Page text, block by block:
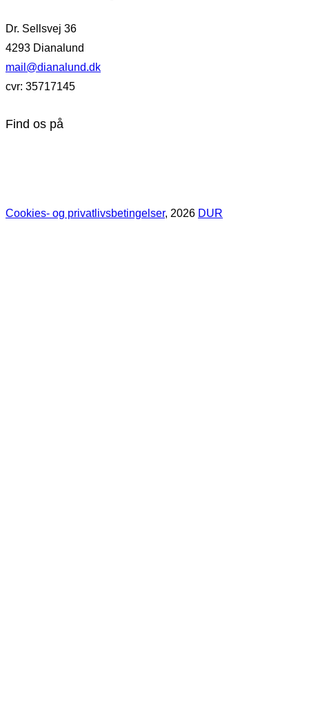
Dr. Sellsvej 36
4293 Dianalund
mail@dianalund.dk
cvr: 35717145
Find os på
Cookies- og privatlivsbetingelser, 2026 DUR